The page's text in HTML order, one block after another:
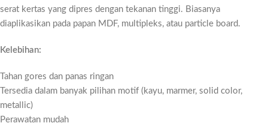
serat kertas yang dipres dengan tekanan tinggi. Biasanya
diaplikasikan pada papan MDF, multipleks, atau particle board.
Kelebihan:
Tahan gores dan panas ringan
Tersedia dalam banyak pilihan motif (kayu, marmer, solid color,
metallic)
Perawatan mudah